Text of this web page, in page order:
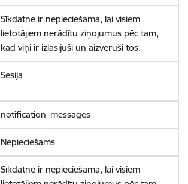
Sīkdatne ir nepieciešama, lai visiem
lietotājiem nerādītu ziņojumus pēc tam,
kad viņi ir izlasījuši un aizvēruši tos.
Sesija
notification_messages
Nepieciešams
Sīkdatne ir nepieciešama, lai visiem